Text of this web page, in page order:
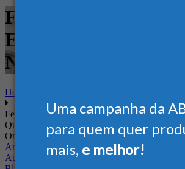
Uma campanha da
para quem quer
mais, e melhor!
Feiras - Centro de
Eventos Festa da Uva
Nacional - Madeira
Home
Feiras
Quando
Onde
Arena Jaguariuna
Auditório Albano Franco - FIEPA